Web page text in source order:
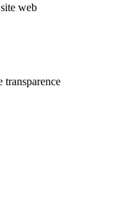
web
transparence